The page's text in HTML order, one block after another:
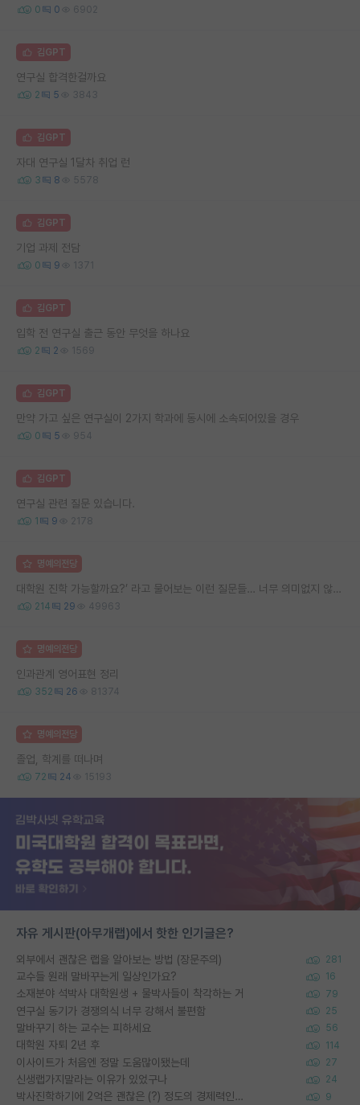
0 0 6902
김GPT
연구실 합격한걸까요
2 5 3843
김GPT
자대 연구실 1달차 취업 런
3 8 5578
김GPT
기업 과제 전담
0 9 1371
김GPT
입학 전 연구실 출근 동안 무엇을 하나요
2 2 1569
김GPT
만약 가고 싶은 연구실이 2가지 학과에 동시에 소속되어있을 경우
0 5 954
김GPT
연구실 관련 질문 있습니다.
1 9 2178
명예의전당
대학원 진학 가능할까요?’ 라고 물어보는 이런 질문들… 너무 의미없지 않나요?
214 29 49963
명예의전당
인과관계 영어표현 정리
352 26 81374
명예의전당
졸업, 학계를 떠나며
72 24 15193
자유 게시판(아무개랩)에서 핫한 인기글은?
외부에서 괜찮은 랩을 알아보는 방법 (장문주의) 281
교수들 원래 말바꾸는게 일상인가요? 16
소재분야 석박사 대학원생 + 물박사들이 착각하는 거 79
연구실 동기가 경쟁의식 너무 강해서 불편함 25
말바꾸기 하는 교수는 피하세요 56
대학원 자퇴 2년 후 114
이사이트가 처음엔 정말 도움많이됐는데 27
신생랩가지말라는 이유가 있었구나 24
박사진학하기에 2억은 괜찮은 (?) 정도의 경제력인가요 9